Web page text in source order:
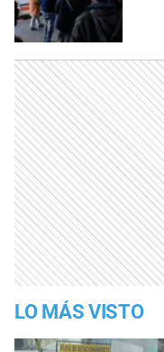
LO MÁS VISTO